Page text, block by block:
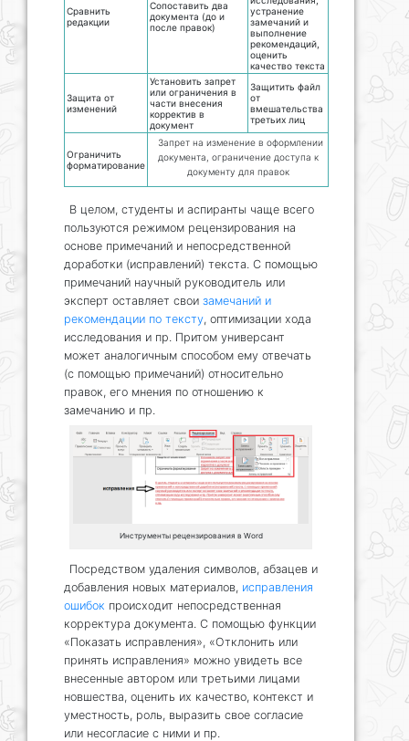
Сравнить
редакции
Сопоставить два
документа (до и
после правок)
устранение
замечаний и
выполнение
рекомендаций,
оценить
качество текста
Защита от
изменений
Установить запрет
или ограничения в
части внесения
корректив в
документ
Защитить файл
от
вмешательства
третьих лиц
Ограничить
форматирование
Запрет на изменение в оформлении
документа, ограничение доступа к
документу для правок
В целом, студенты и аспиранты чаще всего
пользуются режимом рецензирования на
основе примечаний и непосредственной
доработки (исправлений) текста. С помощью
примечаний научный руководитель или
эксперт оставляет свои замечаний и
рекомендации по тексту, оптимизации хода
исследования и пр. Притом универсант
может аналогичным способом ему отвечать
(с помощью примечаний) относительно
правок, его мнения по отношению к
замечанию и пр.
Инструменты рецензирования в Word
Посредством удаления символов, абзацев и
добавления новых материалов, исправления
ошибок происходит непосредственная
корректура документа. С помощью функции
«Показать исправления», «Отклонить или
принять исправления» можно увидеть все
внесенные автором или третьими лицами
новшества, оценить их качество, контекст и
уместность, роль, выразить свое согласие
или несогласие с ними и пр.